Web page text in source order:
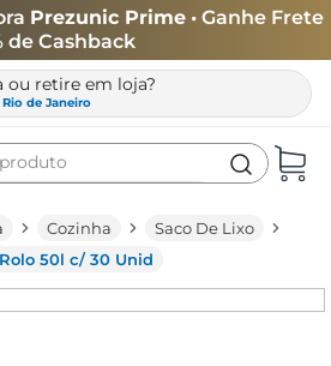
Prezunic Prime • Ganhe Frete
de Cashback
ou retire em loja?
Rio de Janeiro
Cozinha
Saco De Lixo
50l c/ 30 Unid